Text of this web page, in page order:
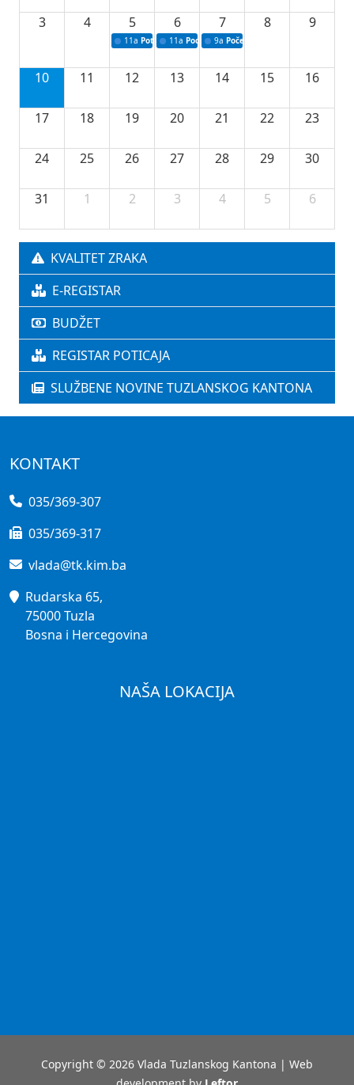
3 4 5
11a Potpisivanje ugovora o stipendijama za
6
11a Podrška razvoju vodne infrastrukture u
7
9a Početak izgradnje nove
8 9
10 11 12 13 14 15 16
17 18 19 20 21 22 23
24 25 26 27 28 29 30
31 1 2 3 4 5 6
KVALITET ZRAKA
E-REGISTAR
BUDŽET
REGISTAR POTICAJA
SLUŽBENE NOVINE TUZLANSKOG KANTONA
KONTAKT
035/369-307
035/369-317
vlada@tk.kim.ba
Rudarska 65,
75000 Tuzla
Bosna i Hercegovina
NAŠA LOKACIJA
Copyright © 2026 Vlada Tuzlanskog Kantona | Web